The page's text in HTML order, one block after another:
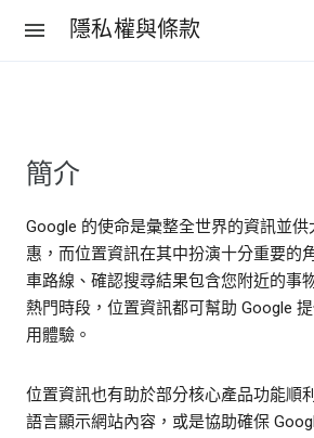
隱私權與條款
簡介
Google 的使命是彙整全世界的資訊並
惠，而位置資訊在其中扮演十分重要的
車路線、確認搜尋結果包含您附近的事
熱門時段，位置資訊都可幫助 Google
用體驗。
位置資訊也有助於部分核心產品功能順
語言顯示網站內容，或是協助確保